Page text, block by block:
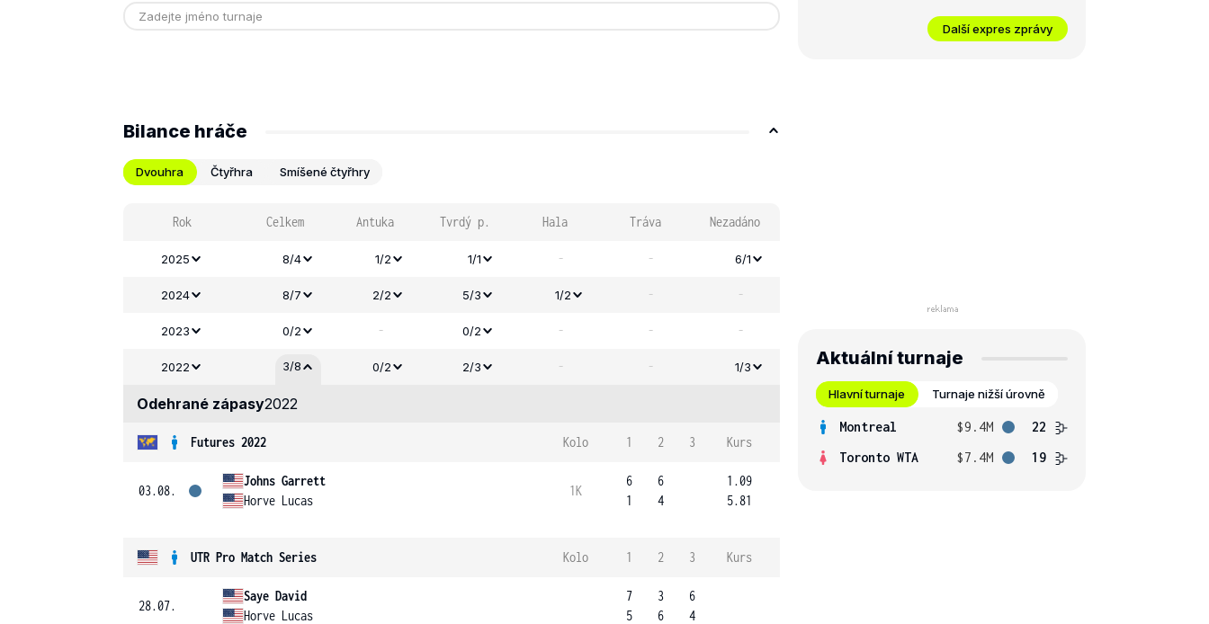
Bilance hráče
Dvouhra Čtyřhra Smíšené čtyřhry
Rok Celkem Antuka Tvrdý p. Hala Tráva Nezadáno
2025 8/4 1/2 1/1 - - 6/1
2024 8/7 2/2 5/3 1/2 - -
2023 0/2 - 0/2 - - -
2022 3/8 0/2 2/3 - - 1/3
Odehrané zápasy2022
Futures 2022 Kolo 1 2 3 Kurs
03.08.
Johns Garrett
Horve Lucas
1K
6
1
6
4
1.09
5.81
UTR Pro Match Series Kolo 1 2 3 Kurs
28.07.
Saye David
Horve Lucas
7
5
3
6
6
4
Další expres zprávy
Aktuální turnaje
Hlavní turnaje Turnaje nižší úrovně
Montreal $9.4M
22
Toronto WTA
$7.4M 19